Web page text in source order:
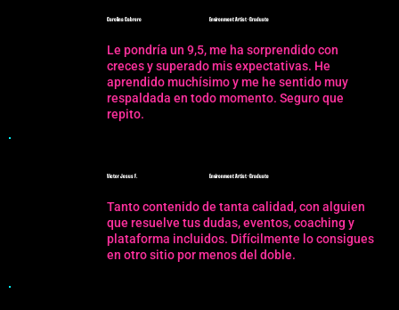
Carolina Cabrero Environment Artist · Graduate
Le pondría un 9,5, me ha sorprendido con
creces y superado mis expectativas. He
aprendido muchísimo y me he sentido muy
respaldada en todo momento. Seguro que
repito.
Víctor Jesus F. Environment Artist · Graduate
Tanto contenido de tanta calidad, con alguien
que resuelve tus dudas, eventos, coaching y
plataforma incluidos. Difícilmente lo consigues
en otro sitio por menos del doble.